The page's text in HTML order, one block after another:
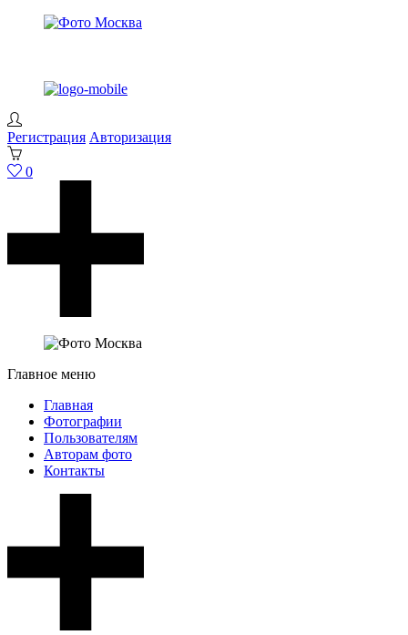
Регистрация Авторизация
0
Главное меню
Главная
Фотографии
Пользователям
Авторам фото
Контакты